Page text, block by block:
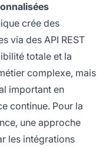
crée des
via des API REST
totale et la
complexe, mais
important en
continue. Pour la
une approche
les intégrations